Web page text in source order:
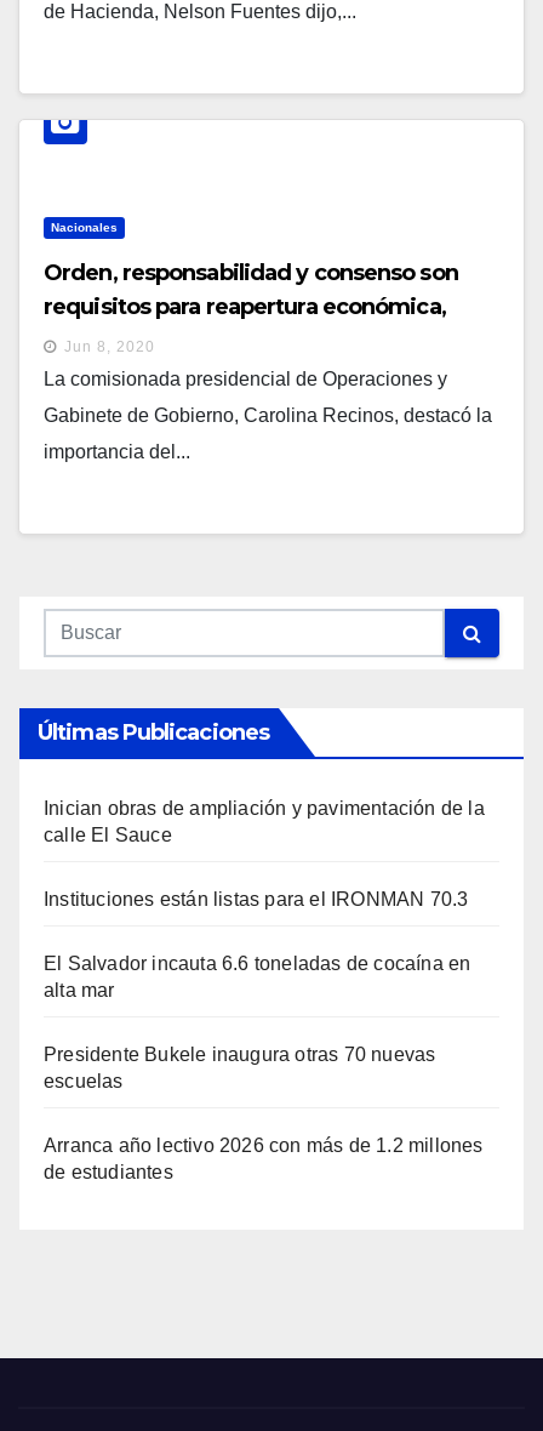
de Hacienda, Nelson Fuentes dijo,...
Nacionales
Orden, responsabilidad y consenso son
requisitos para reapertura económica,
según comisionada presidencial
Jun 8, 2020
La comisionada presidencial de Operaciones y
Gabinete de Gobierno, Carolina Recinos, destacó la
importancia del...
Últimas Publicaciones
Inician obras de ampliación y pavimentación de la
calle El Sauce
Instituciones están listas para el IRONMAN 70.3
El Salvador incauta 6.6 toneladas de cocaína en
alta mar
Presidente Bukele inaugura otras 70 nuevas
escuelas
Arranca año lectivo 2026 con más de 1.2 millones
de estudiantes